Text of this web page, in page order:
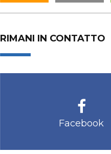
RIMANI IN CONTATTO
Facebook